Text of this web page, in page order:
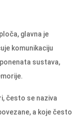
glavna je
komunikaciju
sustava,
često se naziva
a koje često